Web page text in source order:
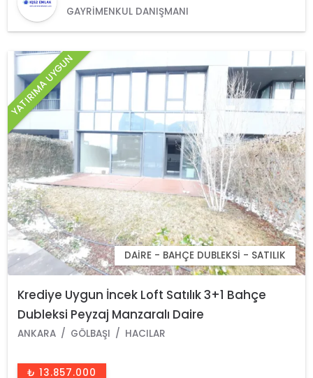
GAYRIMENKUL DANIŞMANI
YATIRIMA UYGUN
DAIRE - BAHÇE DUBLEKSI - SATILIK
Krediye Uygun İncek Loft Satılık 3+1 Bahçe
Dubleksi Peyzaj Manzaralı Daire
ANKARA GÖLBAŞI HACILAR
₺ 13.857.000